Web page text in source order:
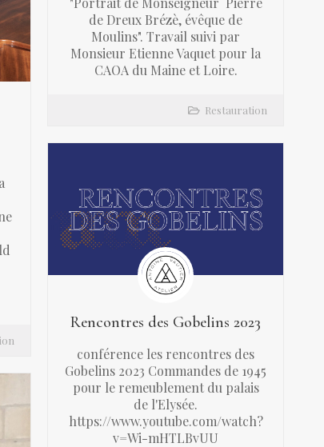
de Dreux Brézè, évêque de
Moulins". Travail suivi par
Monsieur Etienne Vaquet pour la
CAOA du Maine et Loire.
Restauration
Rencontres des Gobelins 2023
conférence les rencontres des
Gobelins 2023 Commandes de 1945
pour le remeublement du palais
de l'Elysée.
https://www.youtube.com/watch?
v=Wi-mHTLBvUU